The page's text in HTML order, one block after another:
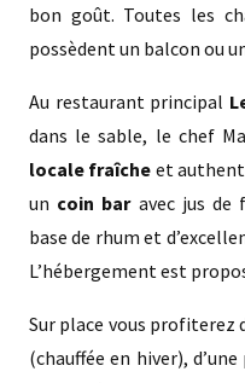
bon goût. Toutes les
possèdent un balcon ou
Au restaurant principal
dans le sable, le chef
locale fraîche et
un coin baravec jus de
base de rhum et
L’hébergement est
Sur place vous profiterez
(chauffée en hiver),